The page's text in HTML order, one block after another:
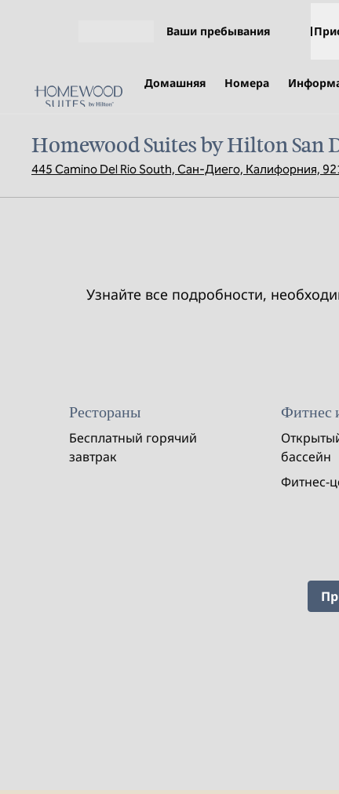
Ваши пребывания
Домашняя Номера
Homewood Suites by Hilton San
445 Camino Del Rio South, Сан-Диего, Калифорния,
Узнайте все подробности,
Рестораны
Бесплатный горячий
завтрак
Фитнес
бассейн
Фитнес-